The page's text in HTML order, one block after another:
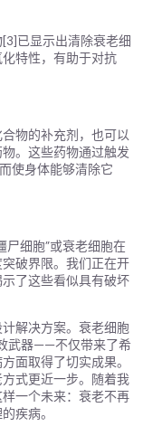
已显示出清除衰老细
特性，有助于对抗
物的补充剂，也可以
。这些药物通过触发
使身体能够清除它
尸细胞”或衰老细胞在
破界限。我们正在开
了这些看似具有破坏
解决方案。衰老细胞
武器——不仅带来了希
面取得了切实成果。
式更近一步。随着我
一个未来：衰老不再
疾病。